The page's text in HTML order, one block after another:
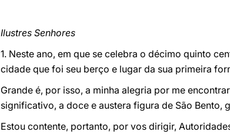
Ilustres Senhores
1. Neste ano, em que se celebra o décimo quinto
cidade que foi seu berço e lugar da sua primeira
Grande é, por isso, a minha alegria por me
significativo, a doce e austera figura de São Bento,
Estou contente, portanto, por vos dirigir,